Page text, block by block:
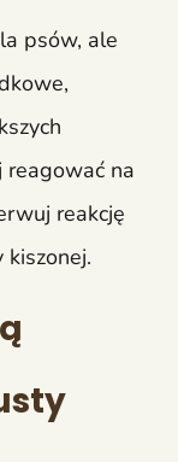
psów, ale
reagować na
reakcję